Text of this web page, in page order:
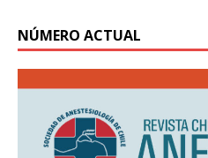
NÚMERO ACTUAL